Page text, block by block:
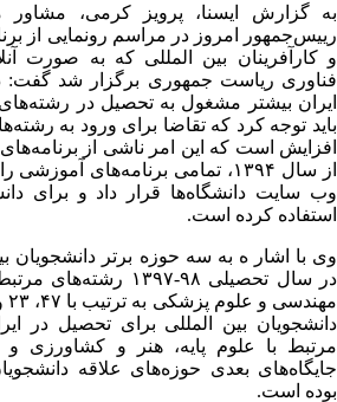
به گزارش ایسنا، پرویز کرمی،
رییس‌جمهور امروز در مراسم رونمایی از
و کارآفرینان بین المللی که به صورت
فناوری ریاست جمهوری برگزار شد گفت:
ایران بیشتر مشغول به تحصیل در رشته‌های
باید توجه کرد که تقاضا برای ورود به
افزایش است که این امر ناشی از
از سال ۱۳۹۴، تمامی برنامه‌های
وب سایت دانشگاه‌ها قرار داد و برای
استفاده کرده است.
وی با اشار ه به سه حوزه برتر دانشجویان
در سال تحصیلی ۹۸-۱۳۹۷
دانشجویان بین المللی برای تحصیل در
مرتبط با علوم پایه، هنر و کشاورزی و
جایگاه‌های بعدی حوزه‌های علاقه
بوده است.